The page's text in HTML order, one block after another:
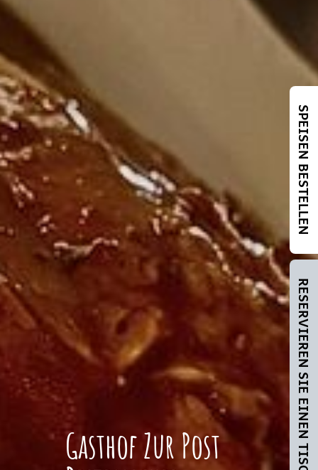
Gasthof Zur Post
SPEISEN BESTELLEN
RESERVIEREN SIE EINEN TISCH